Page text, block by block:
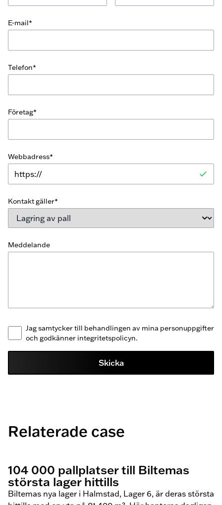
E-mail*
Telefon*
Företag*
Webbadress*
Kontakt gäller*
Meddelande
Jag samtycker till behandlingen av mina personuppgifter
och godkänner integritetspolicyn.
Skicka
Relaterade case